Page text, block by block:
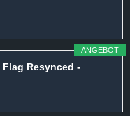
ANGEBOT
Flag Resynced -